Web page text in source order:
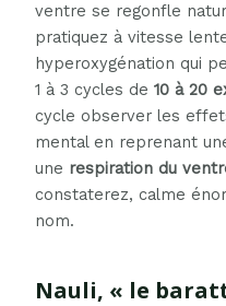
ventre se regonfle
pratiquez à vitesse
hyperoxygénation qui
1 à 3 cycles de 10 à 20
cycle observer les
mental en reprenant
une respiration du
constaterez, calme
nom.
Nauli, « le